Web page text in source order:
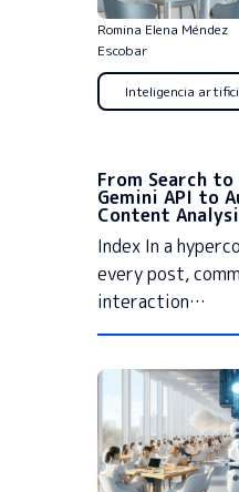
Romina Elena Méndez
Escobar
Inteligencia
From Search
Gemini API to
Content
Index In a
every post,
interaction…